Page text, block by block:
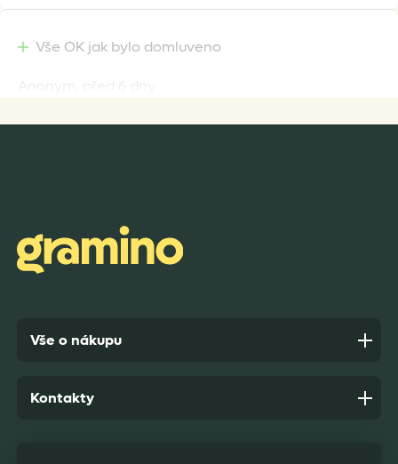
Vše OK jak bylo domluveno
Anonym,před 7 dny
Vše o nákupu
Kontakty